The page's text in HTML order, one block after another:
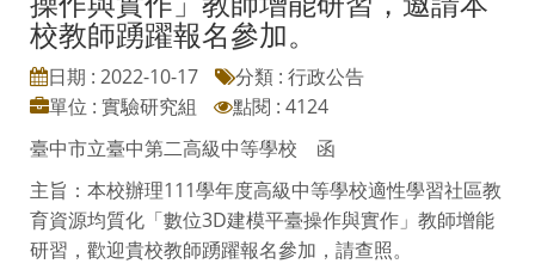
校教師踴躍報名參加。
日期 : 2022-10-17
分類 : 行政公告
單位 : 實驗研究組
點閱 : 4124
臺中市立臺中第二高級中等學校 函
主旨：本校辦理111學年度高級中等學校適性學習社區教
育資源均質化「數位3D建模平臺操作與實作」教師增能
研習，歡迎貴校教師踴躍報名參加，請查照。